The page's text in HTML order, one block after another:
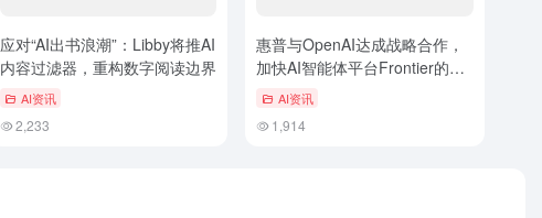
应对“AI出书浪潮”：Libby将推AI
内容过滤器，重构数字阅读边界
AI资讯
2,233
惠普与OpenAI达成战略合作，
加快AI智能体平台Frontier的布
局 AI资讯
1,914